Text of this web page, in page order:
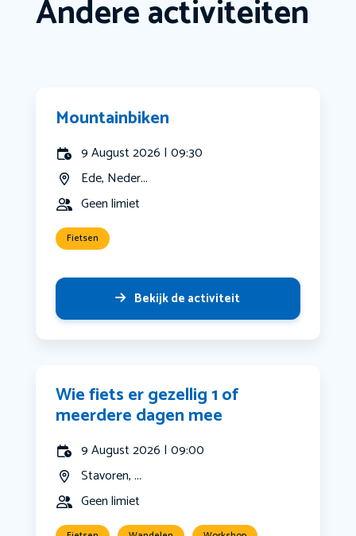
Andere activiteiten
Mountainbiken
9 August 2026 | 09:30
Ede, Neder...
Geen limiet
Fietsen
Bekijk de activiteit
Wie fiets er gezellig 1 of
meerdere dagen mee
9 August 2026 | 09:00
Stavoren, ...
Geen limiet